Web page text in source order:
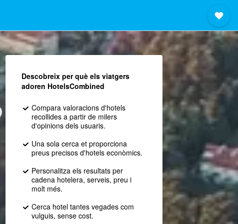
Descobreix per què els viatgers
adoren HotelsCombined
Compara valoracions d'hotels
recollides a partir de milers
d'opinions dels usuaris.
Una sola cerca et proporciona
preus precisos d'hotels econòmics.
Personalitza els resultats per
cadena hotelera, serveis, preu i
molt més.
Cerca hotel tantes vegades com
vulguis, sense cost.